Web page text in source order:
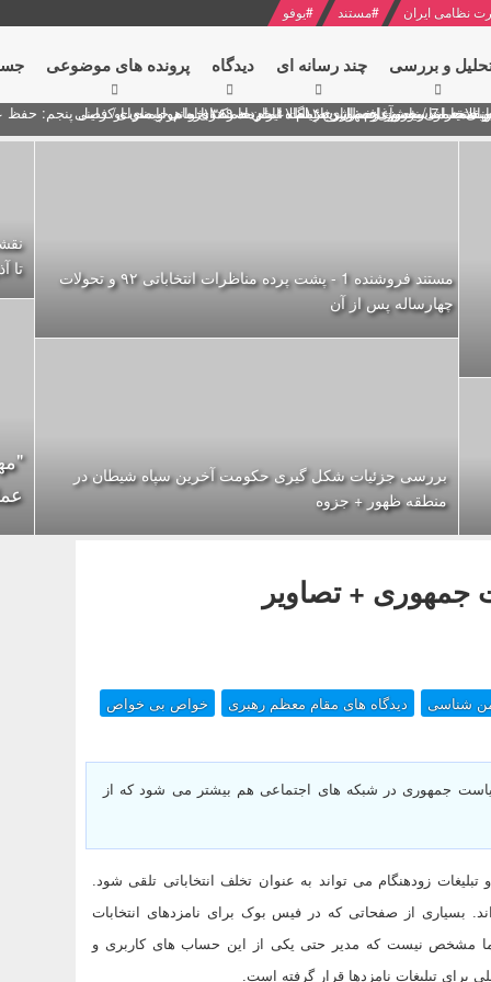
نظامی ایران #مستند #یوفو
و بررسی چند رسانه ای دیدگاه‌ پرونده های موضوعی
پنجم: حفظ عزّت و کرامت انقلابی
محمود منصور افسر ارشد اطلاعات مصر درباره هواپیمای اوکراینی
انتخابات ریاست جمهوری از نگاه امام خامنه ای
در سخنرانی نوروزی خطاب به ملت ایران + نکته خوانی و صوت
به مناسبت آغاز سال ۱۴۰۰
مستند فروشنده 1 - پشت پرده مناظرات انتخاباتی ۹۲ و تحولات
چهارساله پس از آن
بررسی جزئیات شکل گیری حکومت آخرین سپاه شیطان در
منطقه ظهور + جزوه
تا
جمهوری + تصاویر
شناسی دیدگاه های مقام معظم رهبری خواص بی خواص
فعالیت نامزدهای انتخابات ریاست جمهوری در شبکه های اجتماعی هم بیشتر می شود که از
تبلیغات زودهنگام می تواند به عنوان تخلف انتخاباتی تلقی شود.
بسیاری از صفحاتی که در فیس بوک برای نامزدهای انتخابات
مشخص نیست که مدیر حتی یکی از این حساب های کاربری و
تبلیغات نامزدها قرار گرفته است.